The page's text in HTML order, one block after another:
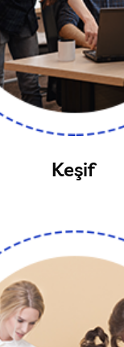
Keşif